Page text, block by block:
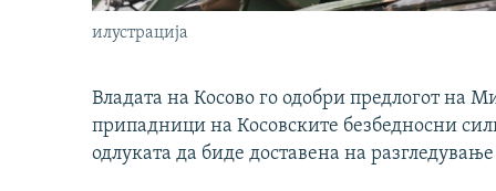
илустрација
Владата на Косово го одобри предлогот на
припадници на Косовските безбедносни
одлуката да биде доставена на